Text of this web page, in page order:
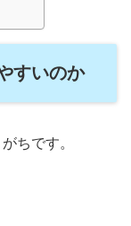
すいのか
ちです。